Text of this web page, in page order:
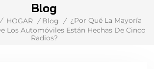
Blog
/ HOGAR / Blog / ¿Por Qué La Mayoría
Los Automóviles Están Hechas De Cinco
Radios?